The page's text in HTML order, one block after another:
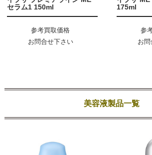
セラム1 150ml
参考買取価格
お問合せ下さい
175ml
参
お
美容液製品一覧